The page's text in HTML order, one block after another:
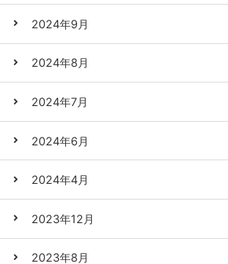
2024年9月
2024年8月
2024年7月
2024年6月
2024年4月
2023年12月
2023年8月